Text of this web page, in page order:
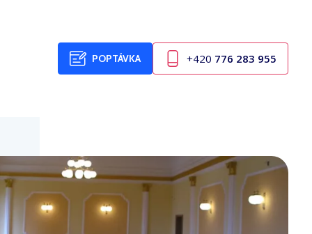
POPTÁVKA +420 776 283 955